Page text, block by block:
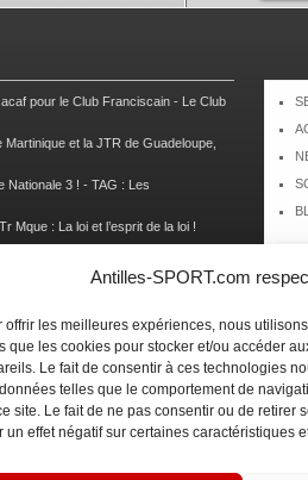
Antilles-SPORT.com
offrir les meilleures expériences, nous
que les cookies pour stocker et/ou accéder
Le fait de consentir à ces technologies
telles que le comportement de
site. Le fait de ne pas consentir ou de retirer
un effet négatif sur certaines caractéristiques
pour le Club Franciscain - Le Club
et la JTR de Guadeloupe,
Nationale 3 ! - TAG : Les
Tr Mque : La loi et l’esprit de la loi !
de leader, Damien Urcel out
remporte le 9e rallye du Pays Marie-
sous le signe de la chaleur et
au palmarès du Trail des Trésors-
de la Woulib 113 X-Trem